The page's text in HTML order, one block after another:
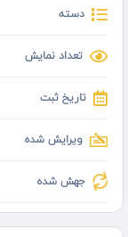
دسته
تعداد نمایش
تاریخ ثبت
ویرایش شده
جهش شده